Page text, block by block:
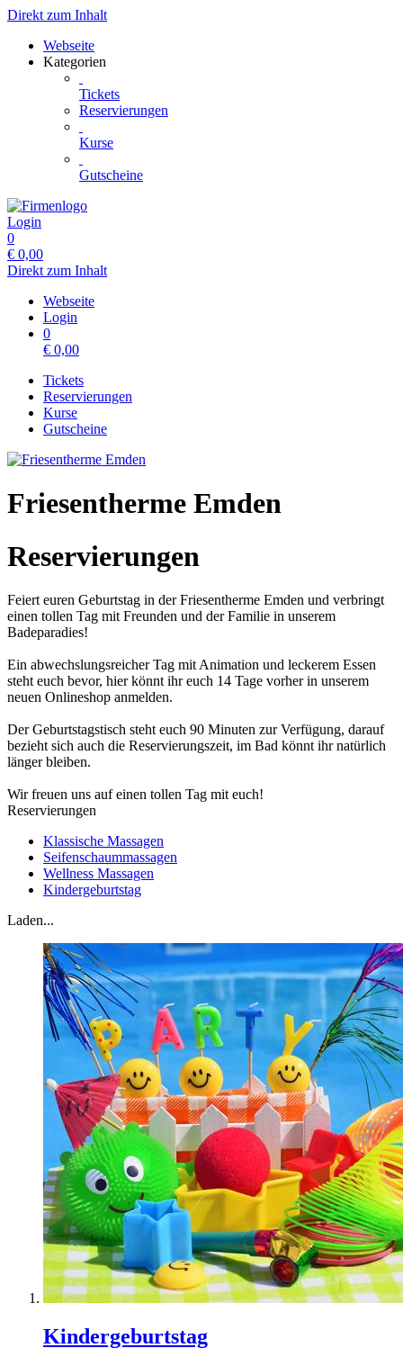
Direkt zum Inhalt
Webseite
Kategorien
Tickets
Reservierungen
Kurse
Gutscheine
Login
0
€ 0,00
Direkt zum Inhalt
Webseite
Login
0
€ 0,00
Tickets
Reservierungen
Kurse
Gutscheine
Friesentherme Emden
Reservierungen
Feiert euren Geburtstag in der Friesentherme Emden und verbringt
einen tollen Tag mit Freunden und der Familie in unserem
Badeparadies!
Ein abwechslungsreicher Tag mit Animation und leckerem Essen
steht euch bevor, hier könnt ihr euch 14 Tage vorher in unserem
neuen Onlineshop anmelden.
Der Geburtstagstisch steht euch 90 Minuten zur Verfügung, darauf
bezieht sich auch die Reservierungszeit, im Bad könnt ihr natürlich
länger bleiben.
Wir freuen uns auf einen tollen Tag mit euch!
Reservierungen
Klassische Massagen
Seifenschaummassagen
Wellness Massagen
Kindergeburtstag
Laden...
Kindergeburtstag